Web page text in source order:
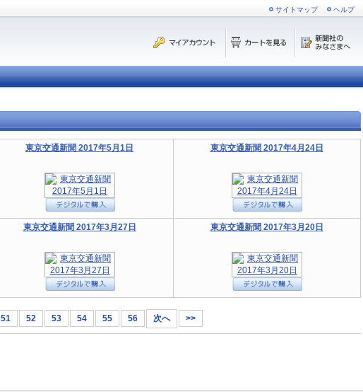
サイトマップ ヘルプ
東京交通新聞 2017年5月1日 東京交通新聞 2017年4月24日
東京交通新聞 2017年3月27日 東京交通新聞 2017年3月20日
51 52 53 54 55 56 次へ >>